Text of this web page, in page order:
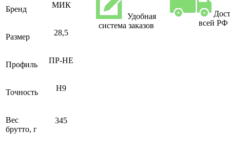
Бренд МИК
Размер 28,5
Профиль ПР-НЕ
Точность H9
Вес
брутто, г
345
Удобная
система заказов
всей РФ